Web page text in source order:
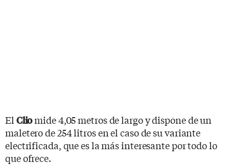
El Cliomide 4,05 metros de largo y dispone de un
maletero de 254 litros en el caso de su variante
electrificada, que es la más interesante por todo lo
que ofrece.